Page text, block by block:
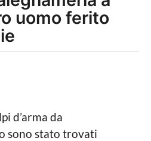
uomo ferito
d’arma da
sono stato trovati